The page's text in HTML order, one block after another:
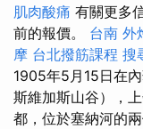
肌肉酸痛 有關更多
前的報價。 台南 外
摩 台北撥筋課程 搜
1905年5月15日在
斯維加斯山谷），
都，位於塞納河的